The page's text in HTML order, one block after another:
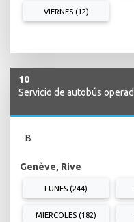
VIERNES (12)
10
Servicio de autobús
B
Genève, Rive
LUNES (244)
MIERCOLES (182)